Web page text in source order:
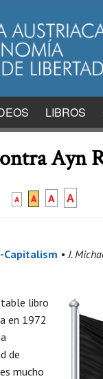
LIBROS
Ayn
A A A A
Capitalism • J.
libro
en 1972
de
mucho